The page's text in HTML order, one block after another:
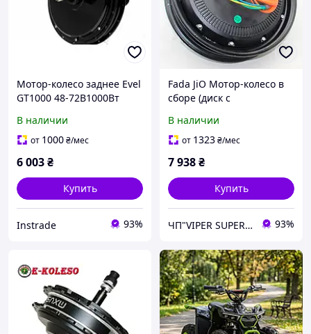
Мотор-колесо заднее Evel
GT1000 48-72В1000Вт
В наличии
от 1000₴/мес
6 003₴
Купить
Instrade 93%
Fada JiO Мотор-колесо в
сборе (диск с
заднее 1000W к
электровелосипеду
В наличии
от 1323₴/мес
7 938₴
Купить
ЧП"VIPER SUPER PLUS" Сельхозтехника, велосипеды, сельхозтовар. 93%